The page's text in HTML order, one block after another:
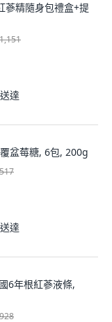
蔘精隨身包禮盒+提
達
盆莓糖, 6包, 200g
達
6年根紅蔘液條,